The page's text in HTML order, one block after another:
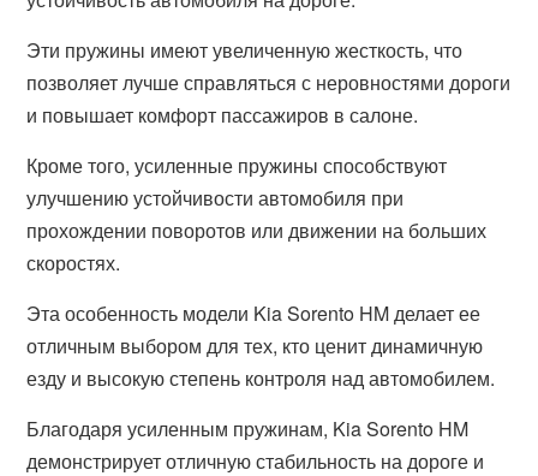
Эти пружины имеют увеличенную жесткость, что
позволяет лучше справляться с неровностями дороги
и повышает комфорт пассажиров в салоне.
Кроме того, усиленные пружины способствуют
улучшению устойчивости автомобиля при
прохождении поворотов или движении на больших
скоростях.
Эта особенность модели Kia Sorento HM делает ее
отличным выбором для тех, кто ценит динамичную
езду и высокую степень контроля над автомобилем.
Благодаря усиленным пружинам, Kia Sorento HM
демонстрирует отличную стабильность на дороге и